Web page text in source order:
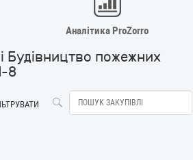
Аналітика ProZorro
Будівництво пожежних
8